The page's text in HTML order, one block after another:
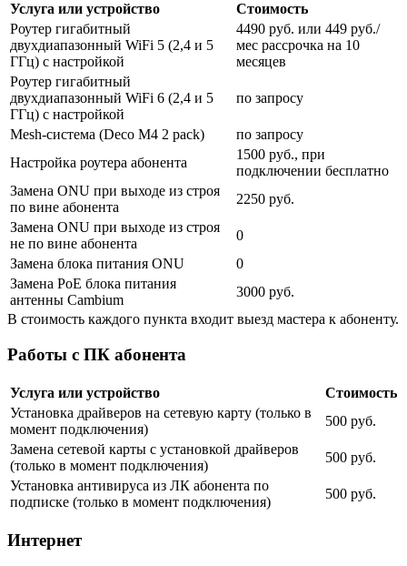
Услуга или устройство
Стоимость
Роутер гигабитный
двухдиапазонный WiFi 5 (2,4 и 5
ГГц) с настройкой
4490 руб. или 449 руб./
мес рассрочка на 10
месяцев
Роутер гигабитный
двухдиапазонный WiFi 6 (2,4 и 5
ГГц) с настройкой
по запросу
Mesh-система (Deco M4 2 pack)
по запросу
Настройка роутера абонента
1500 руб., при
подключении бесплатно
Замена ONU при выходе из строя
по вине абонента
2250 руб.
Замена ONU при выходе из строя
не по вине абонента
0
Замена блока питания ONU
0
Замена PoE блока питания
антенны Cambium
3000 руб.
В стоимость каждого пункта входит выезд мастера к абоненту.
Работы с ПК абонента
Услуга или устройство
Стоимость
Установка драйверов на сетевую карту (только в
момент подключения)
500 руб.
Замена сетевой карты с установкой драйверов
(только в момент подключения)
500 руб.
Установка антивируса из ЛК абонента по
подписке (только в момент подключения)
500 руб.
Интернет